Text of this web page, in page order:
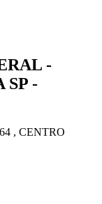
-
SP -
, CENTRO